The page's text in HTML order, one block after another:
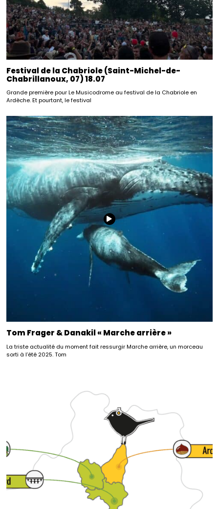
Festival de la Chabriole (Saint-Michel-de-
Chabrillanoux, 07) 18.07
Grande première pour Le Musicodrome au festival de la Chabriole en
Ardèche. Et pourtant, le festival
Tom Frager & Danakil « Marche arrière »
La triste actualité du moment fait ressurgir Marche arrière, un morceau
sorti à l’été 2025. Tom